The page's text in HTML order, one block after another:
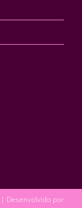
| Desenvolvido por